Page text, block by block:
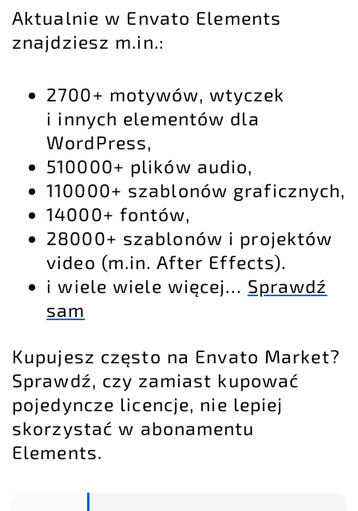
Aktualnie w Envato Elements
znajdziesz m.in.:
2700+ motywów, wtyczek
i innych elementów dla
WordPress,
510000+ plików audio,
110000+ szablonów graficznych,
14000+ fontów,
28000+ szablonów i projektów
video (m.in. After Effects).
i wiele wiele więcej… Sprawdź
sam
Kupujesz często na Envato Market?
Sprawdź, czy zamiast kupować
pojedyncze licencje, nie lepiej
skorzystać w abonamentu
Elements.